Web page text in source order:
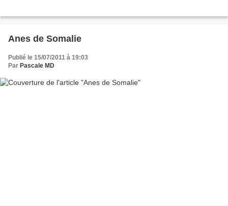
Anes de Somalie
Publié le 15/07/2011 à 19:03
Par Pascale MD